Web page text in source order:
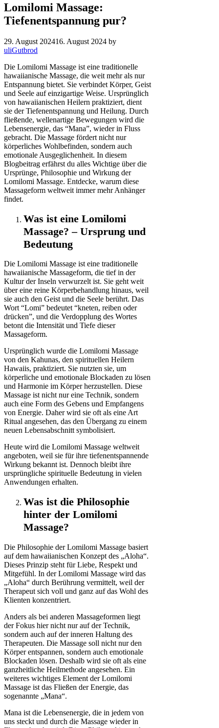
Lomilomi Massage:
Tiefenentspannung pur?
29. August 202416. August 2024 by
uliGutbrod
Die Lomilomi Massage ist eine traditionelle
hawaiianische Massage, die weit mehr als nur
Entspannung bietet. Sie verbindet Körper, Geist
und Seele auf einzigartige Weise. Ursprünglich
von hawaiianischen Heilern praktiziert, dient
sie der Tiefenentspannung und Heilung. Durch
fließende, wellenartige Bewegungen wird die
Lebensenergie, das “Mana”, wieder in Fluss
gebracht. Die Massage fördert nicht nur
körperliches Wohlbefinden, sondern auch
emotionale Ausgeglichenheit. In diesem
Blogbeitrag erfährst du alles Wichtige über die
Ursprünge, Philosophie und Wirkung der
Lomilomi Massage. Entdecke, warum diese
Massageform weltweit immer mehr Anhänger
findet.
Was ist eine Lomilomi
Massage? – Ursprung und
Bedeutung
Die Lomilomi Massage ist eine traditionelle
hawaiianische Massageform, die tief in der
Kultur der Inseln verwurzelt ist. Sie geht weit
über eine reine Körperbehandlung hinaus, weil
sie auch den Geist und die Seele berührt. Das
Wort “Lomi” bedeutet “kneten, reiben oder
drücken”, und die Verdopplung des Wortes
betont die Intensität und Tiefe dieser
Massageform.
Ursprünglich wurde die Lomilomi Massage
von den Kahunas, den spirituellen Heilern
Hawaiis, praktiziert. Sie nutzten sie, um
körperliche und emotionale Blockaden zu lösen
und Harmonie im Körper herzustellen. Diese
Massage ist nicht nur eine Technik, sondern
auch eine Form des Gebens und Empfangens
von Energie. Daher wird sie oft als eine Art
Ritual angesehen, das den Übergang zu einem
neuen Lebensabschnitt symbolisiert.
Heute wird die Lomilomi Massage weltweit
angeboten, weil sie für ihre tiefenentspannende
Wirkung bekannt ist. Dennoch bleibt ihre
ursprüngliche spirituelle Bedeutung in vielen
Anwendungen erhalten.
Was ist die Philosophie
hinter der Lomilomi
Massage?
Die Philosophie der Lomilomi Massage basiert
auf dem hawaiianischen Konzept des „Aloha“.
Dieses Prinzip steht für Liebe, Respekt und
Mitgefühl. In der Lomilomi Massage wird das
„Aloha“ durch Berührung vermittelt, weil der
Therapeut sich voll und ganz auf das Wohl des
Klienten konzentriert.
Anders als bei anderen Massageformen liegt
der Fokus hier nicht nur auf der Technik,
sondern auch auf der inneren Haltung des
Therapeuten. Die Massage soll nicht nur den
Körper entspannen, sondern auch emotionale
Blockaden lösen. Deshalb wird sie oft als eine
ganzheitliche Heilmethode angesehen. Ein
weiteres wichtiges Element der Lomilomi
Massage ist das Fließen der Energie, das
sogenannte „Mana“.
Mana ist die Lebensenergie, die in jedem von
uns steckt und durch die Massage wieder in